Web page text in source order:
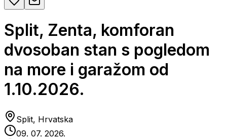
Split, Zenta, komforan
dvosoban stan s pogledom
na more i garažom od
1.10.2026.
Split, Hrvatska
09. 07. 2026.